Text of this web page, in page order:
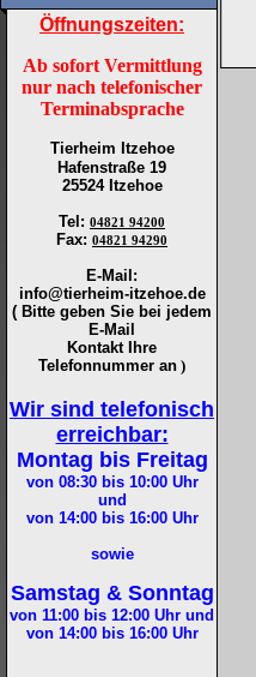
Öffnungszeiten:
Ab sofort Vermittlung
nur nach telefonischer
Terminabsprache
Tierheim Itzehoe
Hafenstraße 19
25524 Itzehoe
Tel : 04821 94200
Fax: 04821 94290
E-Mail:
info@tierheim-itzehoe.de
( Bitte geben Sie bei jedem
E-Mail
Kontakt Ihre
Telefonnummer an )
Wir sind telefonisch
erreichbar:
Montag bis Freitag
von 08:30 bis 10:00Uhr
und
von 14:00 bis 16:00Uhr
sowie
Samstag & Sonntag
von 11:00 bis 12:00 Uhr und
von 14:00 bis 16:00Uhr